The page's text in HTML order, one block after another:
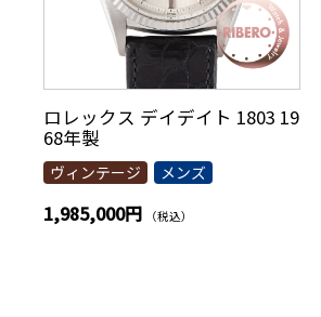
ロレックス デイデイト 1803 19
68年製
ヴィンテージ メンズ
1,985,000円 （税込）